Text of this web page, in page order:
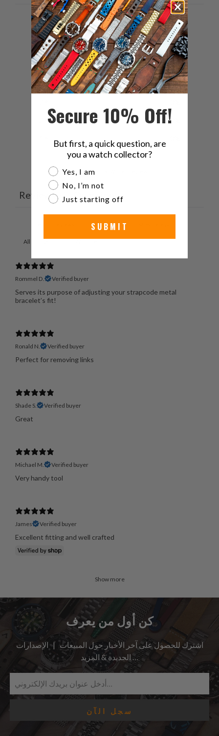
5 / 517 reviews
5 100%
4
0%
0
Ask a question
Reviews 17 Questions 1
Rommel D. Verified buyer
Serves its purpose of adjusting your strapcode metal
bracelet’s fit!
Ronald N. Verified buyer
Perfect for removing links
Shade S. Verified buyer
Great
Michael M. Verified buyer
Very handy tool
James Verified buyer
Excellent fitting and well crafted
Show more
كن أول من يعرف
اشترك للحصول على آخر الأخبار حول المبيعات | الإصدارات
الجديدة & المزيد …
Secure 10% Off!
But first, a quick question, are
you a watch collector?
Are you a watch collector?
Yes, I am
No, I’m not
Just starting off
SUBMIT